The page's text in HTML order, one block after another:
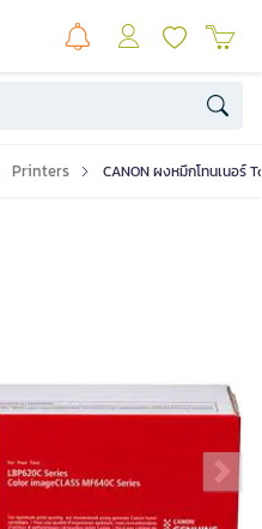
Printers CANON ผงหมึกโทนเนอร์